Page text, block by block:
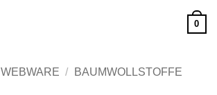
0
WEBWARE / BAUMWOLLSTOFFE